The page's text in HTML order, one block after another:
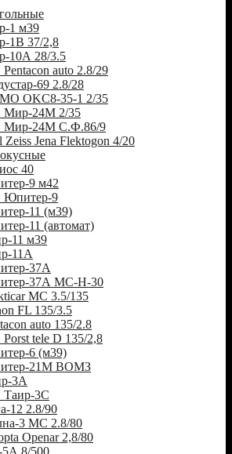
1 м39
1В 37/2,8
10А 28/3.5
auto 2.8/29
69 2.8/28
OKC8-35-1 2/35
24М 2/35
24М С.Ф.86/9
Zeiss Jena Flektogon 4/20
40
9 м42
9
11 (м39)
11 (автомат)
11 м39
11А
37А
37А МС-Н-30
MC 3.5/135
FL 135/3.5
auto 135/2.8
tele D 135/2,8
6 (м39)
21М ВОМЗ
3А
3С
12 2.8/90
3 МС 2.8/80
Openar 2,8/80